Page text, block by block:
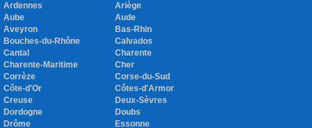
Ardennes
Ariège
Aube
Aude
Aveyron
Bas-Rhin
Bouches-du-Rhône
Calvados
Cantal
Charente
Charente-Maritime
Cher
Corrèze
Corse-du-Sud
Côte-d'Or
Côtes-d'Armor
Creuse
Deux-Sèvres
Dordogne
Doubs
Drôme
Essonne